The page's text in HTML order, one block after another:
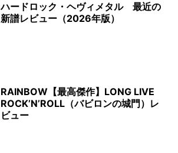
ハードロック・ヘヴィメタル 最近の
新譜レビュー（2026年版）
RAINBOW【最高傑作】LONG LIVE
ROCK’N’ROLL（バビロンの城門）レ
ビュー